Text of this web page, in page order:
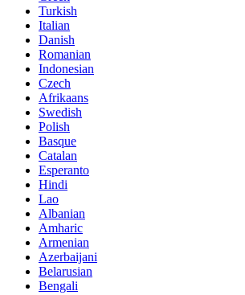
Turkish
Italian
Danish
Romanian
Indonesian
Czech
Afrikaans
Swedish
Polish
Basque
Catalan
Esperanto
Hindi
Lao
Albanian
Amharic
Armenian
Azerbaijani
Belarusian
Bengali